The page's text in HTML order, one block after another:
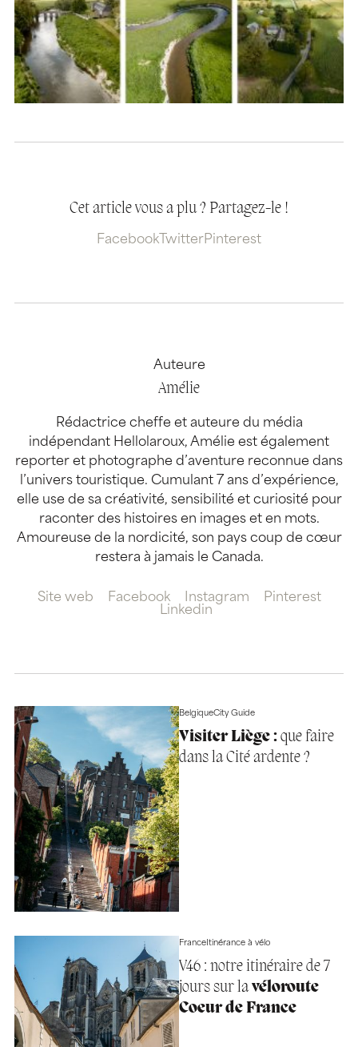
Cet article vous a plu ? Partagez-le !
Facebook TwitterPinterest
Auteure
Amélie
Rédactrice cheffe et auteure du média
indépendant Hellolaroux, Amélie est également
reporter et photographe d’aventure reconnue dans
l’univers touristique. Cumulant 7 ans d’expérience,
elle use de sa créativité, sensibilité et curiosité pour
raconter des histoires en images et en mots.
Amoureuse de la nordicité, son pays coup de cœur
restera à jamais le Canada.
Site web Facebook Instagram
Pinterest
Linkedin
BelgiqueCity Guide
Visiter Liège :que faire
dans la Cité ardente ?
FranceItinérance à vélo
V46 : notre itinéraire de 7
jours sur lavéloroute
Coeur de France